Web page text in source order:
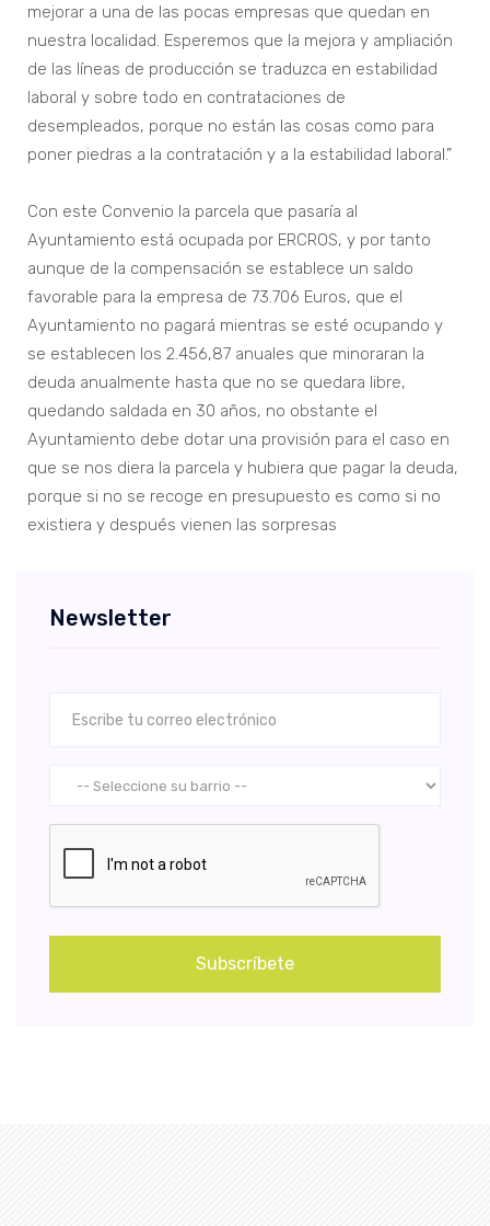
mejorar a una de las pocas empresas que quedan en
nuestra localidad. Esperemos que la mejora y ampliación
de las líneas de producción se traduzca en estabilidad
laboral y sobre todo en contrataciones de
desempleados, porque no están las cosas como para
poner piedras a la contratación y a la estabilidad laboral.”
Con este Convenio la parcela que pasaría al
Ayuntamiento está ocupada por ERCROS, y por tanto
aunque de la compensación se establece un saldo
favorable para la empresa de 73.706 Euros, que el
Ayuntamiento no pagará mientras se esté ocupando y
se establecen los 2.456,87 anuales que minoraran la
deuda anualmente hasta que no se quedara libre,
quedando saldada en 30 años, no obstante el
Ayuntamiento debe dotar una provisión para el caso en
que se nos diera la parcela y hubiera que pagar la deuda,
porque si no se recoge en presupuesto es como si no
existiera y después vienen las sorpresas
Newsletter
Subscríbete